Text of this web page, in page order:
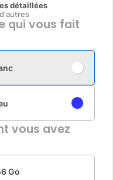
détaillées
qui vous fait
vous avez
Go